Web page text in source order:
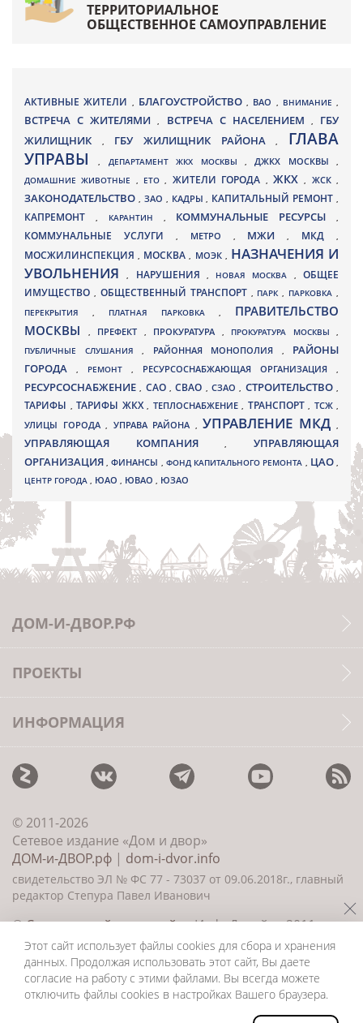
ТЕРРИТОРИАЛЬНОЕ
ОБЩЕСТВЕННОЕ САМОУПРАВЛЕНИЕ
АКТИВНЫЕ ЖИТЕЛИ , БЛАГОУСТРОЙСТВО , ВАО , ВНИМАНИЕ ,
ВСТРЕЧА С ЖИТЕЛЯМИ, ВСТРЕЧА С НАСЕЛЕНИЕМ , ГБУ
ЖИЛИЩНИК
, ГБУ ЖИЛИЩНИК РАЙОНА, ГЛАВА
УПРАВЫ, ДЕПАРТАМЕНТ ЖКХ МОСКВЫ ,ДЖКХ МОСКВЫ ,
ДОМАШНИЕ ЖИВОТНЫЕ , ЕТО, ЖИТЕЛИ ГОРОДА , ЖКХ, ЖСК,
ЗАКОНОДАТЕЛЬСТВО , ЗАО , КАДРЫ, КАПИТАЛЬНЫЙ РЕМОНТ ,
КАПРЕМОНТ , КАРАНТИН , КОММУНАЛЬНЫЕ РЕСУРСЫ,
КОММУНАЛЬНЫЕ УСЛУГИ , МЕТРО , МЖИ, МКД ,
МОСЖИЛИНСПЕКЦИЯ, МОСКВА , МОЭК , НАЗНАЧЕНИЯ И
УВОЛЬНЕНИЯ, НАРУШЕНИЯ , НОВАЯ МОСКВА ,ОБЩЕЕ
ИМУЩЕСТВО , ОБЩЕСТВЕННЫЙ ТРАНСПОРТ , ПАРК, ПАРКОВКА ,
ПЕРЕКРЫТИЯ , ПЛАТНАЯ ПАРКОВКА , ПРАВИТЕЛЬСТВО
МОСКВЫ
, ПРЕФЕКТ , ПРОКУРАТУРА , ПРОКУРАТУРА МОСКВЫ ,
ПУБЛИЧНЫЕ СЛУШАНИЯ , РАЙОННАЯ МОНОПОЛИЯ , РАЙОНЫ
ГОРОДА
, РЕМОНТ , РЕСУРСОСНАБЖАЮЩАЯ ОРГАНИЗАЦИЯ ,
РЕСУРСОСНАБЖЕНИЕ, САО,СВАО ,СЗАО, СТРОИТЕЛЬСТВО,
ТАРИФЫ , ТАРИФЫ ЖКХ , ТЕПЛОСНАБЖЕНИЕ , ТРАНСПОРТ , ТСЖ ,
УЛИЦЫ ГОРОДА , УПРАВА РАЙОНА , УПРАВЛЕНИЕ МКД ,
УПРАВЛЯЮЩАЯ КОМПАНИЯ,УПРАВЛЯЮЩАЯ
ОРГАНИЗАЦИЯ,ФИНАНСЫ , ФОНД КАПИТАЛЬНОГО РЕМОНТА , ЦАО,
ЦЕНТР ГОРОДА , ЮАО , ЮВАО , ЮЗАО
ДОМ-И-ДВОР.РФ
ПРОЕКТЫ
ИНФОРМАЦИЯ
© 2011-2026
Сетевое издание «Дом и двор»
ДОМ-и-ДВОР.рф | dom-i-dvor.info
свидетельство ЭЛ № ФС 77 - 73037 от 09.06.2018г., главный
редактор Степура Павел Иванович
©Создание сайта и дизайн«ИнфоДизайн» 2011—
2026
Этот сайт использует файлы cookies для сбора и хранения
данных. Продолжая использовать этот сайт, Вы даете
согласие на работу с этими файлами. Вы всегда можете
отключить файлы cookies в настройках Вашего браузера.